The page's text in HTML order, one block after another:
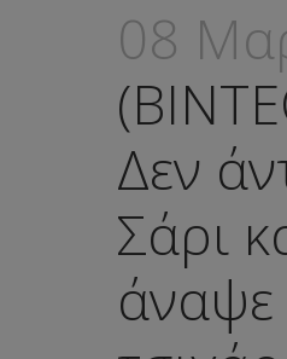
08
Δεν
Σάρι
άναψε